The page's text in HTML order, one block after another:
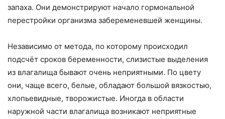
запаха. Они демонстрируют начало гормональной
перестройки организма забеременевшей женщины.
Независимо от метода, по которому происходил
подсчёт сроков беременности, слизистые выделения
из влагалища бывают очень неприятными. По цвету
они, чаще всего, белые, обладают большой вязкостью,
хлопьевидные, творожистые. Иногда в области
наружной части влагалища возникают неприятные